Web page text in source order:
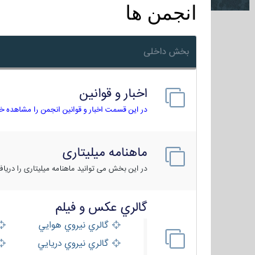
انجمن ها
بخش داخلی
اخبار و قوانین
در این قسمت اخبار و قوانین انجمن را مشاهده
ماهنامه میلیتاری
در این بخش می توانید ماهنامه میلیتاری را
گالري عكس و فيلم
گالري نيروي هوايي
گالري نيروي دريايي